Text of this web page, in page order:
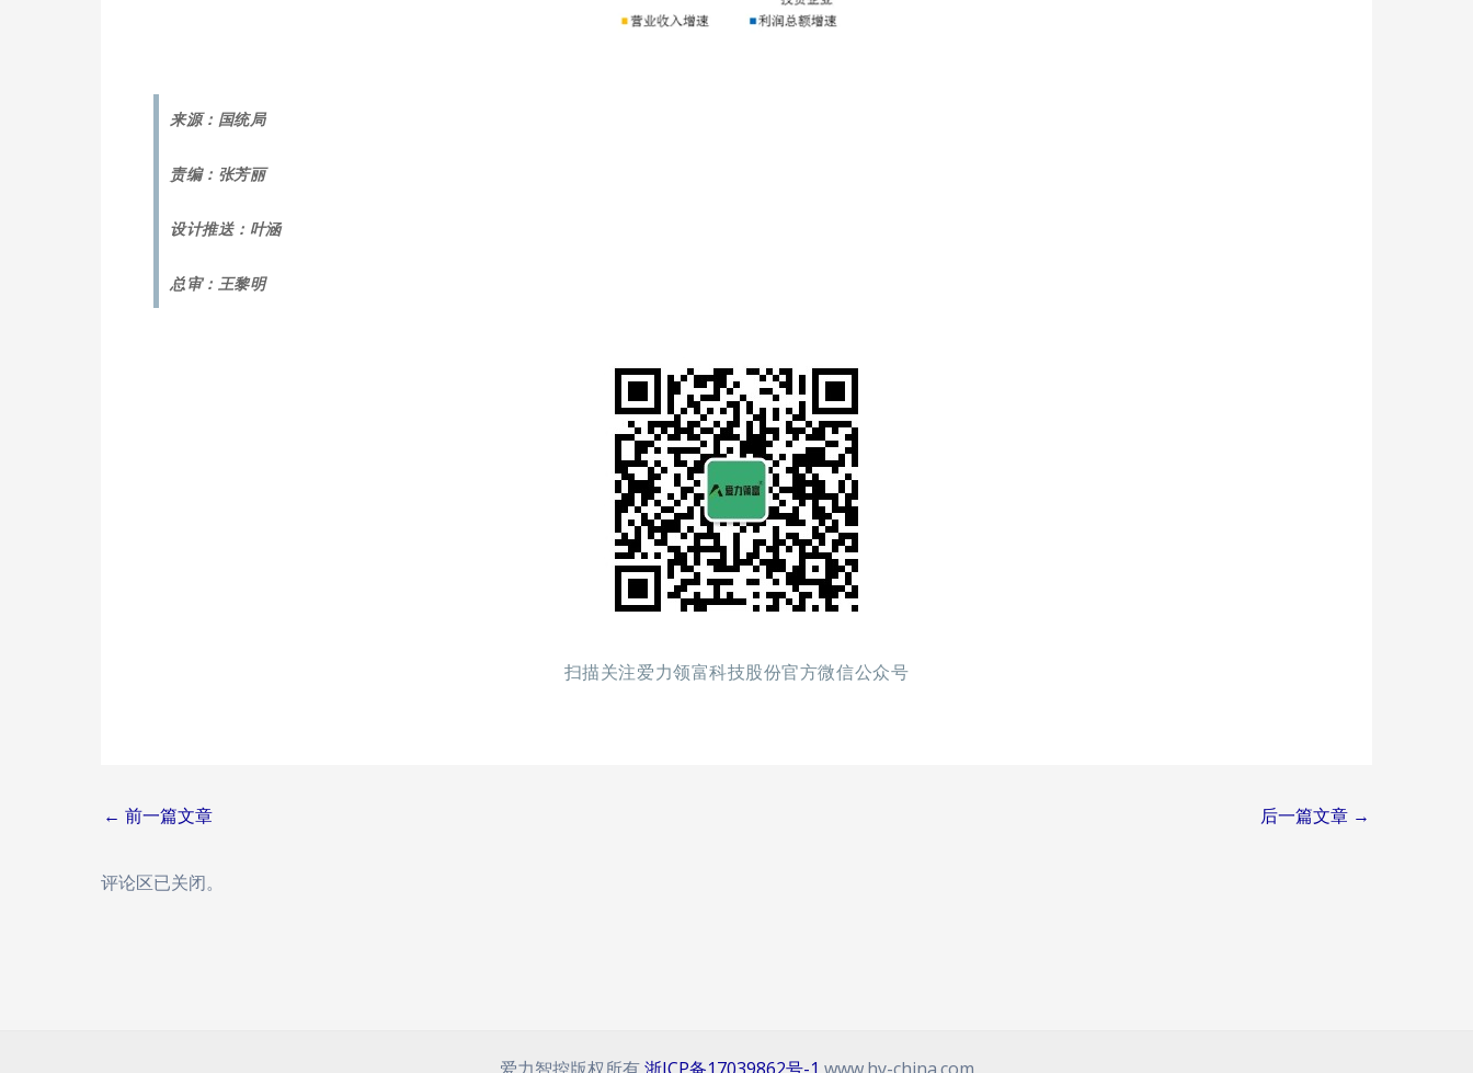
来源：国统局
责编：张芳丽
设计推送：叶涵
总审：王黎明
扫描关注爱力领富科技股份官方微信公众号
Post
← 前一篇文章 后一篇文章 →
评论区已关闭。